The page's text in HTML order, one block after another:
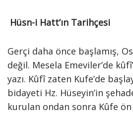
Hüsn-i Hatt’ın Tarihçesi
Gerçi daha önce başlamış,
değil. Mesela Emeviler’de
yazı. Kûfî zaten Kufe’de
bidayeti Hz. Hüseyin’in
kurulan ondan sonra Kûfe ön